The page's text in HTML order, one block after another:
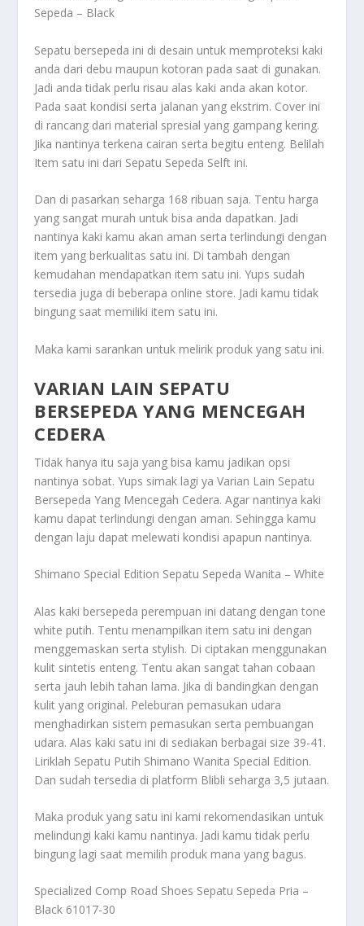
Sepeda – Black
Sepatu bersepeda ini di desain untuk memproteksi kaki
anda dari debu maupun kotoran pada saat di gunakan.
Jadi anda tidak perlu risau alas kaki anda akan kotor.
Pada saat kondisi serta jalanan yang ekstrim. Cover ini
di rancang dari material spresial yang gampang kering.
Jika nantinya terkena cairan serta begitu enteng. Belilah
Item satu ini dari Sepatu Sepeda Selft ini.
Dan di pasarkan seharga 168 ribuan saja. Tentu harga
yang sangat murah untuk bisa anda dapatkan. Jadi
nantinya kaki kamu akan aman serta terlindungi dengan
item yang berkualitas satu ini. Di tambah dengan
kemudahan mendapatkan item satu ini. Yups sudah
tersedia juga di beberapa online store. Jadi kamu tidak
bingung saat memiliki item satu ini.
Maka kami sarankan untuk melirik produk yang satu ini.
VARIAN LAIN SEPATU
BERSEPEDA YANG MENCEGAH
CEDERA
Tidak hanya itu saja yang bisa kamu jadikan opsi
nantinya sobat. Yups simak lagi yaVarian Lain Sepatu
Bersepeda Yang Mencegah Cedera. Agar nantinya kaki
kamu dapat terlindungi dengan aman. Sehingga kamu
dengan laju dapat melewati kondisi apapun nantinya.
Shimano Special Edition Sepatu Sepeda Wanita – White
Alas kaki bersepeda perempuan ini datang dengan tone
white putih. Tentu menampilkan item satu ini dengan
menggemaskan serta stylish. Di ciptakan menggunakan
kulit sintetis enteng. Tentu akan sangat tahan cobaan
serta jauh lebih tahan lama. Jika di bandingkan dengan
kulit yang original. Peleburan pemasukan udara
menghadirkan sistem pemasukan serta pembuangan
udara. Alas kaki satu ini di sediakan berbagai size 39-41.
Liriklah Sepatu Putih Shimano Wanita Special Edition.
Dan sudah tersedia di platform Blibli seharga 3,5 jutaan.
Maka produk yang satu ini kami rekomendasikan untuk
melindungi kaki kamu nantinya. Jadi kamu tidak perlu
bingung lagi saat memilih produk mana yang bagus.
Specialized Comp Road Shoes Sepatu Sepeda Pria –
Black 61017-30